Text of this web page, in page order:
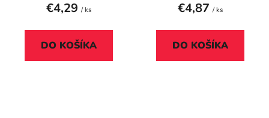
€4,29 / ks
DO KOŠÍKA
€4,87 / ks
DO KOŠÍKA